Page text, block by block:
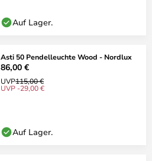
Auf Lager.
Asti 50 Pendelleuchte Wood - Nordlux
86,00 €
UVP115,00 €
UVP -29,00 €
Auf Lager.